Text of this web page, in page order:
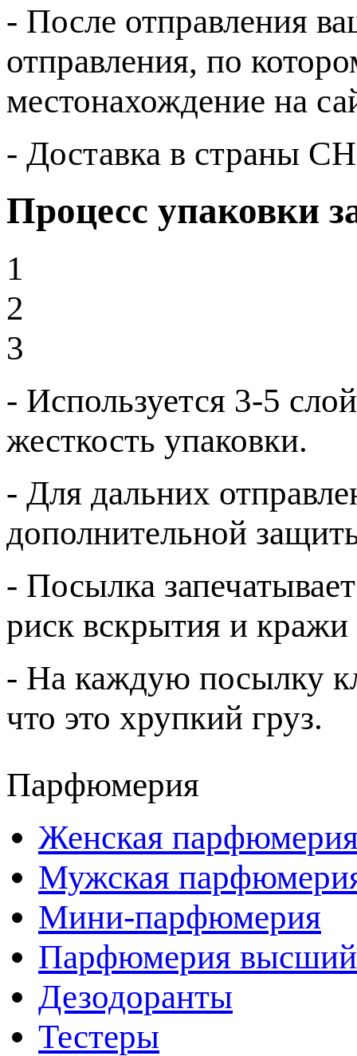
- После отправления
отправления, по
местонахождение на
- Доставка в страны
Процесс упаковки
1
2
3
- Используется 3-5
жесткость упаковки.
- Для дальних
дополнительной
- Посылка
риск вскрытия и кражи
- На каждую посылку
что это хрупкий груз.
Парфюмерия
Женская
Мужская
Мини-парфюмерия
Парфюмерия высший
Дезодоранты
Тестеры